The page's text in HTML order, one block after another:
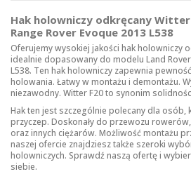
Hak holowniczy odkręcany Witter
Range Rover Evoque 2013 L538
Oferujemy wysokiej jakości hak holowniczy
idealnie dopasowany do modelu Land Rover
L538. Ten hak holowniczy zapewnia
holowania. Łatwy w montażu i demontażu.
niezawodny. Witter F20 to synonim
Hak ten jest szczególnie polecany dla osób,
przyczep. Doskonały do przewozu
oraz innych ciężarów. Możliwość montażu
naszej ofercie znajdziesz także szeroki
holowniczych. Sprawdź naszą ofertę i
siebie.